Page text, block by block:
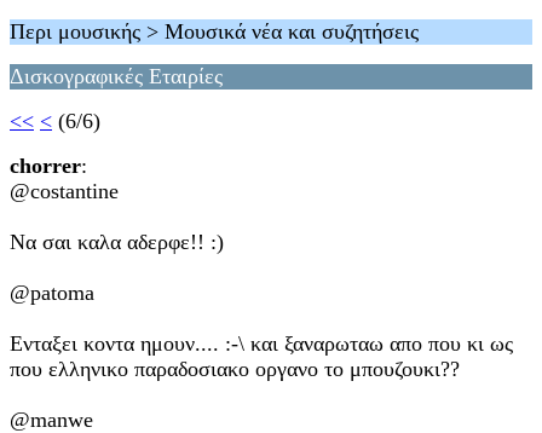
Περι μουσικής > Μουσικά νέα και συζητήσεις
Δισκογραφικές Εταιρίες
<< < (6/6)
chorrer:
@costantine
Να σαι καλα αδερφε!! :)
@patoma
Ενταξει κοντα ημουν.... :-\ και ξαναρωταω απο που κι ως
που ελληνικο παραδοσιακο οργανο το μπουζουκι??
@manwe